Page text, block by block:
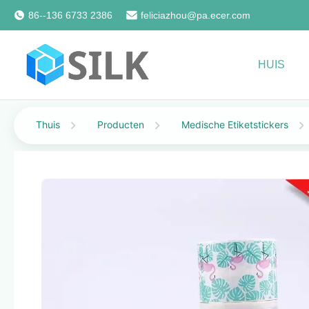
86--136 6733 2386 feliciazhou@pa.ecer.com
HUIS
Thuis Producten Medische Etiketstickers